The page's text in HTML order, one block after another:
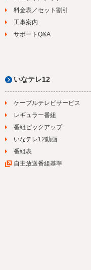
料金表／セット割引
工事案内
サポートQ&A
いなテレ12
ケーブルテレビサービス
レギュラー番組
番組ピックアップ
いなテレ12動画
番組表
自主放送番組基準